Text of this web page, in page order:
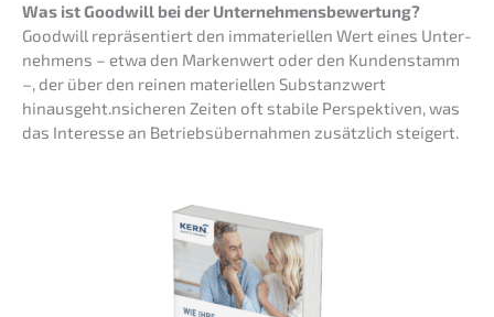
Was ist Goodwill bei der Unternehmensbewertung?
Goodwill reprä­sen­tiert den immate­ri­el­len Wert eines Unter­
neh­mens – etwa den Marken­wert oder den Kunden­stamm
–, der über den reinen materi­el­len Substanz­wert
hinausgeht.nsicheren Zeiten oft stabi­le Perspek­ti­ven, was
das Inter­es­se an Betriebs­über­nah­men zusätz­lich steigert.